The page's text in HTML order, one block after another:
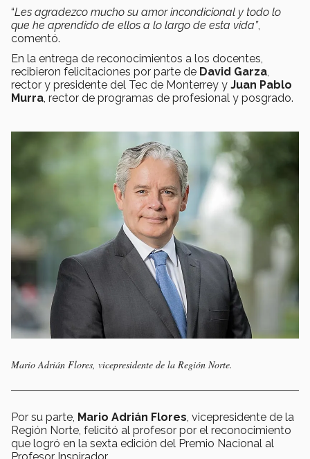
“Les agradezco mucho su amor incondicional y todo lo
que he aprendido de ellos a lo largo de esta vida”,
comentó.
En la entrega de reconocimientos a los docentes,
recibieron felicitaciones por parte de David Garza,
rector y presidente del Tec de Monterrey y Juan Pablo
Murra, rector de programas de profesional y posgrado.
Mario Adrián Flores, vicepresidente de la Región Norte.
Por su parte, Mario Adrián Flores, vicepresidente de la
Región Norte, felicitó al profesor por el reconocimiento
que logró en la sexta edición del Premio Nacional al